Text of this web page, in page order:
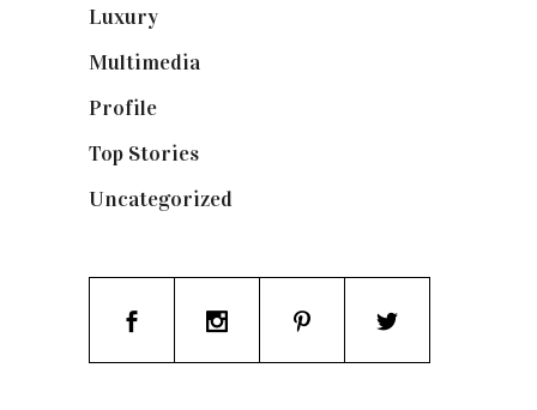
Luxury
Multimedia
Profile
Top Stories
Uncategorized